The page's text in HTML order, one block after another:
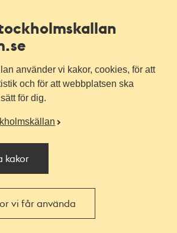
använder vi kakor, cookies, för att
och för att webbplatsen ska
för dig.
kakor
vi får använda